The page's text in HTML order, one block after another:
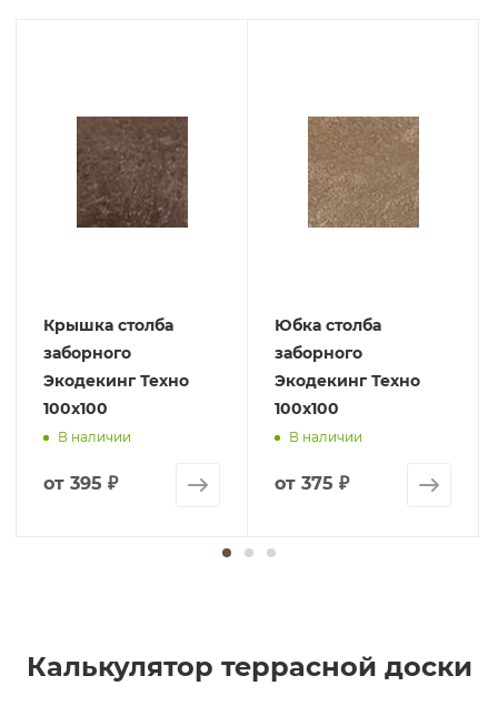
Крышка столба
заборного
Экодекинг Техно
100х100
В наличии
от 395 ₽
Юбка столба
заборного
Экодекинг Техно
100х100
В наличии
от 375 ₽
Калькулятор террасной доски